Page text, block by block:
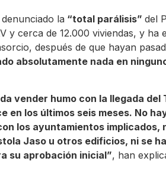
la “total parálisis” del
y cerca de 12.000 viviendas, y ha
después de que hayan
absolutamente nada en
vender humo con la llegada del
en los últimos seis meses. No
los ayuntamientos implicados,
Jaso u otros edificios, ni se
su aprobación inicial”, han